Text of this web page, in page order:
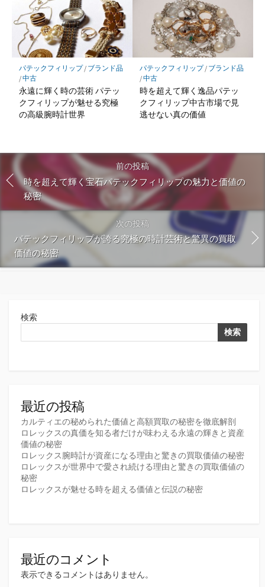
パテックフィリップ/ ブランド品
/中古
永遠に輝く時の芸術 パテッ
クフィリップが魅せる究極
の高級腕時計世界
パテックフィリップ/ ブランド品
/中古
時を超えて輝く逸品パテッ
クフィリップ中古市場で見
逃せない真の価値
前の投稿
時を超えて輝く宝石パテックフィリップの魅力と価値の
秘密
次の投稿
パテックフィリップが誇る究極の時計芸術と驚異の買取
価値の秘密
検索
検索
最近の投稿
カルティエの秘められた価値と高額買取の秘密を徹底解剖
ロレックスの真価を知る者だけが味わえる永遠の輝きと資産
価値の秘密
ロレックス腕時計が資産になる理由と驚きの買取価値の秘密
ロレックスが世界中で愛され続ける理由と驚きの買取価値の
秘密
ロレックスが魅せる時を超える価値と伝説の秘密
最近のコメント
表示できるコメントはありません。